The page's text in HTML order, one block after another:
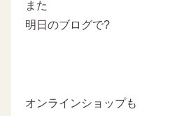
また
明日のブログで?
オンラインショップも